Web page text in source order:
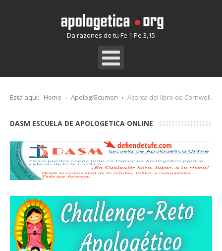
Da razones de tu Fe 1 Pe 3,15
Está aquí: Home Apolog/Ecumen Acerca del libro de Cornwell.
DASM ESCUELA DE APOLOGETICA ONLINE